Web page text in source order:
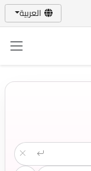
العربية